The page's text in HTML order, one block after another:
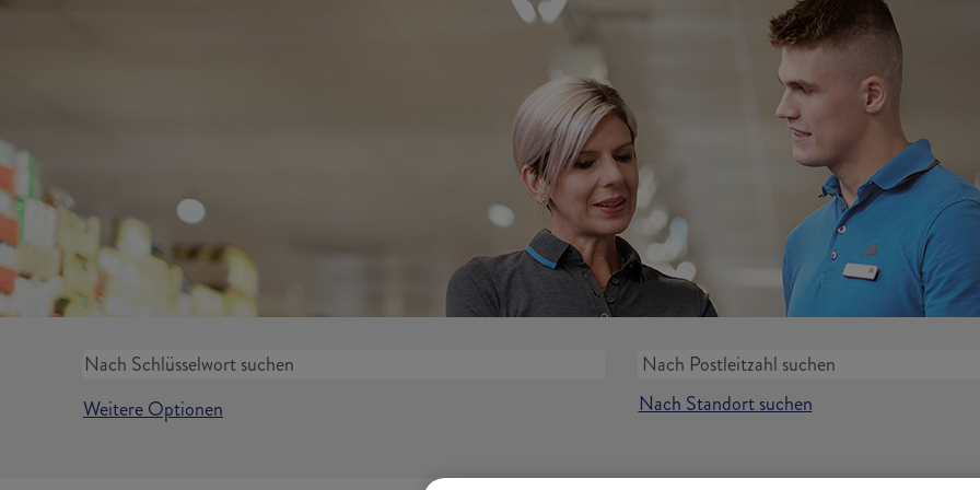
Nach Standort suchen
Weitere Optionen